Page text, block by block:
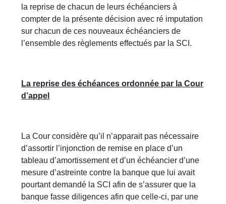
la reprise de chacun de leurs échéanciers à
compter de la présente décision avec ré imputation
sur chacun de ces nouveaux échéanciers de
l’ensemble des règlements effectués par la SCI.
La reprise des échéances ordonnée par la Cour
d’appel
La Cour considère qu’il n’apparait pas nécessaire
d’assortir l’injonction de remise en place d’un
tableau d’amortissement et d’un échéancier d’une
mesure d’astreinte contre la banque que lui avait
pourtant demandé la SCI afin de s’assurer que la
banque fasse diligences afin que celle-ci, par une